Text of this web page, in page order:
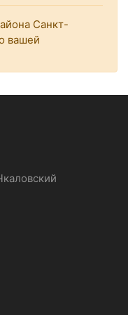
Санкт-
вашей